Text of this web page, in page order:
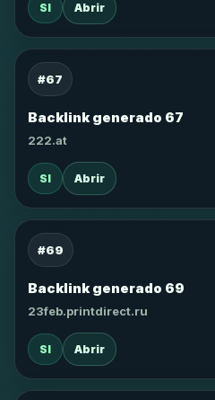
SI Abrir
#67
Backlink generado 67
222.at
SI Abrir
#69
Backlink generado 69
23feb.printdirect.ru
SI Abrir